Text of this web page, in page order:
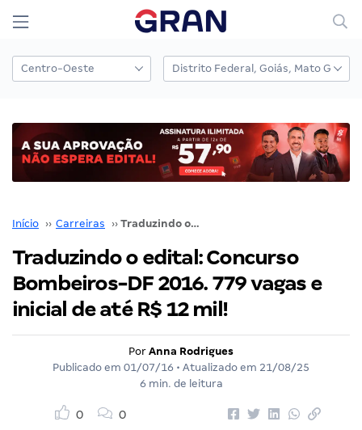
Início ›› Carreiras ›› Traduzindo o edital: Concurso Bombeiros-DF 2016. 779 vagas e inicial de até R$ 12 mil!
Traduzindo o edital: Concurso
Bombeiros-DF 2016. 779 vagas e
inicial de até R$ 12 mil!
Por Anna Rodrigues
Publicado em 01/07/16 • Atualizado em 21/08/25
6 min. de leitura
0 0